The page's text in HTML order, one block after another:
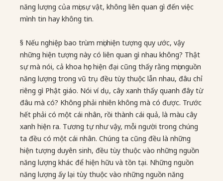
năng lượng của mọi sự vật, không liên quan gì đến việc
mình tin hay không tin.
§ Nếu nghiệp bao trùm mọi hiện tượng quy ước, vậy
những hiện tượng này có liên quan gì nhau không? Thật
sự mà nói, cả khoa học hiện đại cũng thấy rằng mọi nguồn
năng lượng trong vũ trụ đều tùy thuộc lẫn nhau, đâu chỉ
riêng gì Phật giáo. Nói ví dụ, cây xanh thấy quanh đây từ
đâu mà có? Không phải nhiên không mà có được. Trước
hết phải có một cái nhân, rồi thành cái quả, là màu cây
xanh hiện ra. Tương tự như vậy, mỗi người trong chúng
ta đều có một cái nhân. Chúng ta cũng đều là những
hiện tượng duyên sinh, đều tùy thuộc vào những nguồn
năng lượng khác để hiện hữu và tồn tại. Những nguồn
năng lượng ấy lại tùy thuộc vào những nguồn năng